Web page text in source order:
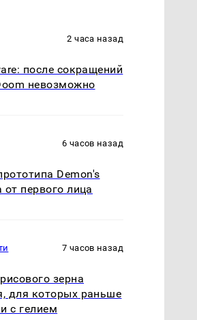
2 часа назад
после сокращений
невозможно
6 часов назад
Demon's
первого лица
7 часов назад
зерна
для которых раньше
с гелием